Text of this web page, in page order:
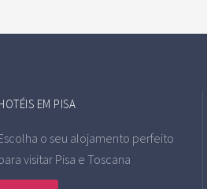
EM PISA
o seu alojamento perfeito
visitar Pisa e Toscana